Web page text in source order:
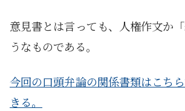
意見書とは言っても、人権作文か
うなものである。
今回の口頭弁論の関係書類はこち
きる。